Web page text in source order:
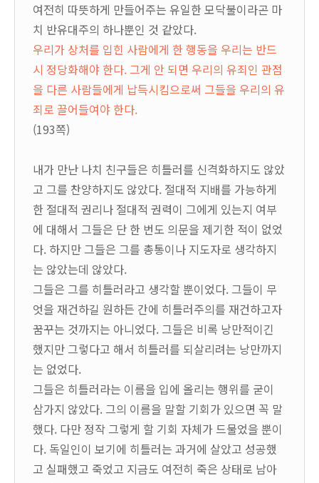
여전히 따뜻하게 만들어주는 유일한 모닥불이라곤 마
치 반유대주의 하나뿐인 것 같았다.
우리가 상처를 입힌 사람에게 한 행동을 우리는 반드
시 정당화해야 한다. 그게 안 되면 우리의 유죄인 관점
을 다른 사람들에게 납득시킴으로써 그들을 우리의 유
죄로 끌어들여야 한다.
(193쪽)
내가 만난 나치 친구들은 히틀러를 신격화하지도 않았
고 그를 찬양하지도 않았다. 절대적 지배를 가능하게
한 절대적 권리나 절대적 권력이 그에게 있는지 여부
에 대해서 그들은 단 한 번도 의문을 제기한 적이 없었
다. 하지만 그들은 그를 총통이나 지도자로 생각하지
는 않았는데 않았다.
그들은 그를 히틀러라고 생각할 뿐이었다. 그들이 무
엇을 재건하길 원하든 간에 히틀러주의를 재건하고자
꿈꾸는 것까지는 아니었다. 그들은 비록 낭만적이긴
했지만 그렇다고 해서 히틀러를 되살리려는 낭만까지
는 없었다.
그들은 히틀러라는 이름을 입에 올리는 행위를 굳이
삼가지 않았다. 그의 이름을 말할 기회가 있으면 꼭 말
했다. 다만 정작 그렇게 할 기회 자체가 드물었을 뿐이
다. 독일인이 보기에 히틀러는 과거에 살았고 성공했
고 실패했고 죽었고 지금도 여전히 죽은 상태로 남아